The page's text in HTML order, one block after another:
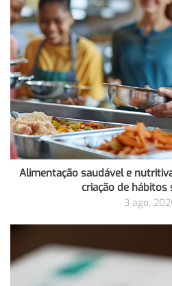
Alimentação saudável e
criação de hábitos
3 ago,